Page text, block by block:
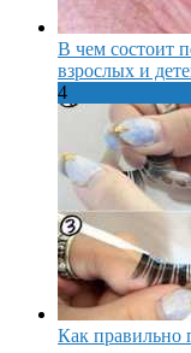
В чем состоит
взрослых и
4
Как правильно